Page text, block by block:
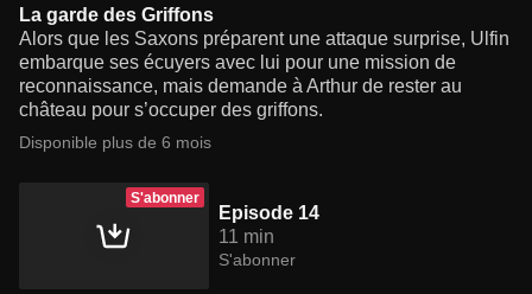
La garde des Griffons
Alors que les Saxons préparent une attaque surprise, Ulfin
embarque ses écuyers avec lui pour une mission de
reconnaissance, mais demande à Arthur de rester au
château pour s’occuper des griffons.
Disponible plus de 6 mois
S'abonner
Episode 14
11 min
S'abonner